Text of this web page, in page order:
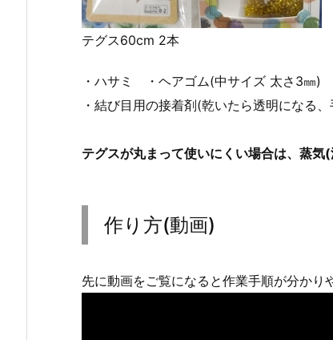
テグス60cm 2本
・ハサミ ・ヘアゴム(中サイズ 太さ3㎜)
・結び目用の接着剤(乾いたら透明になる
テグスが丸まって使いにくい場合は、蒸気
作り方(動画)
先に動画をご覧になると作業手順が分かり